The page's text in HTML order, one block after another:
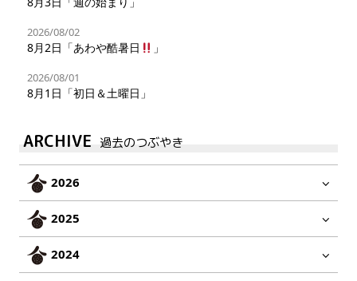
2026/08/02
8月2日「あわや酷暑日 」
2026/08/01
8月1日「初日＆土曜日」
ARCHIVE 過去のつぶやき
2026
2025
2024